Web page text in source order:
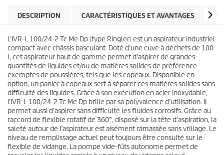
p
c
e
.
DESCRIPTION CARACTÉRISTIQUES ET AVANTAGES
L’IVR-L 100/24-2 Tc Me Dp (type Ringler) est un aspirateur industriel
compact avec châssis basculant. Doté d’une cuve à déchets de 100
l, cet aspirateur haut de gamme permet d’aspirer de grandes
quantités de liquides et/ou de matières solides de préférence
exemptes de poussières, tels que les copeaux. Disponible en
option, un panier à copeaux sert à séparer ces matières solides sans
difficulté des liquides. Grâce à son exécution en acier inoxydable,
l’IVR-L 100/24-2 Tc Me Dp brille par sa polyvalence d’utilisation. Il
permet aussi d’aspirer sans difficulté les fluides corrosifs. Grâce au
raccord de flexible rotatif de 360°, disposé sur la tête d’aspiration, la
saleté autour de l’aspirateur est aisément ramassée sans vrillage. Le
niveau de remplissage actuel peut toujours être consulté sur le
flexible de vidange. La pompe vide-fûts autonome permet de